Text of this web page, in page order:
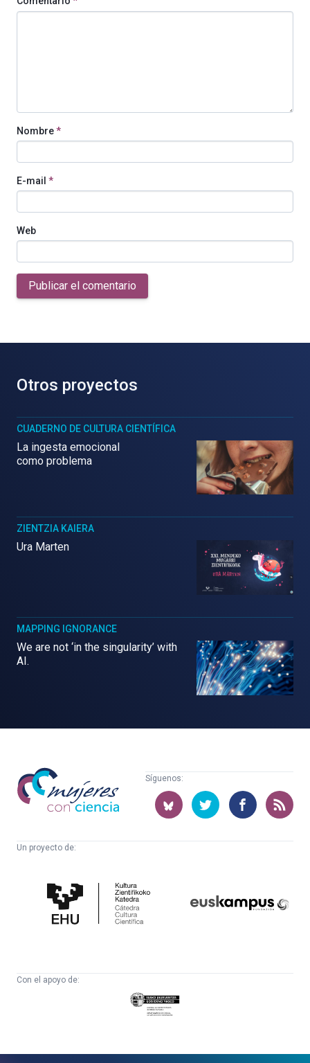
Nombre*
E-mail *
Web
Publicar el comentario
Otros proyectos
CUADERNO DE CULTURA CIENTÍFICA
La ingesta emocional
como problema
ZIENTZIA KAIERA
Ura Marten
MAPPING IGNORANCE
We are not ‘in the singularity’ with
AI.
Mujeres
con
ciencia
Síguenos:
Un proyecto de:
Cultura
Científica
Con el apoyo de:
Eusko
Jaurlaritza